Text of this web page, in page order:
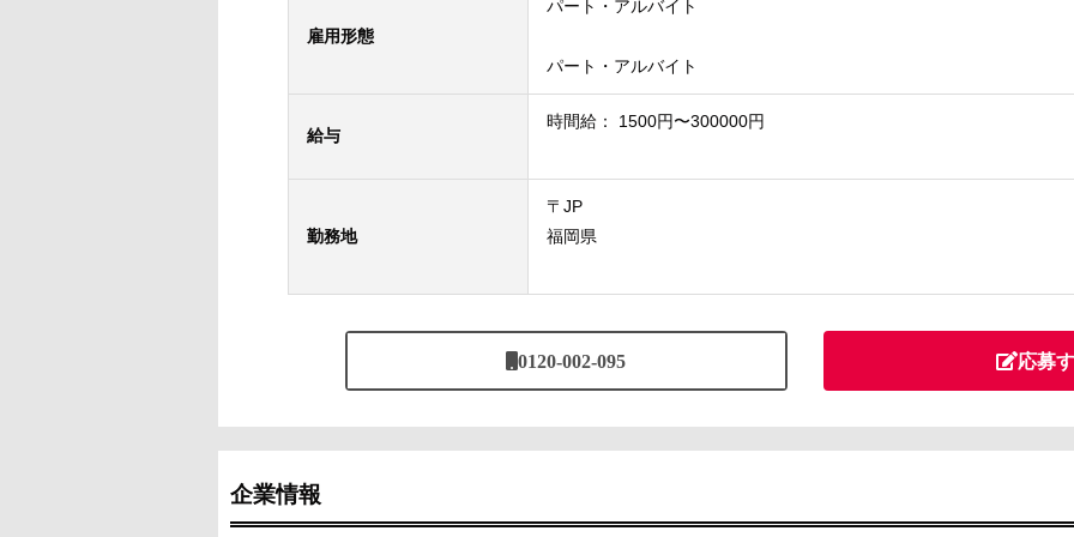
雇用形態
パート・アルバイト
パート・アルバイト
給与
時間給： 1500円〜300000円
勤務地
〒JP
福岡県
0120-002-095 応募
企業情報